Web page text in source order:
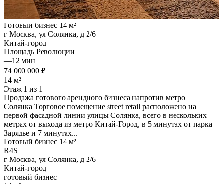
Готовый бизнес 14 м²
г Москва, ул Солянка, д 2/6
Китай-город
Площадь Революции
—12 мин
74 000 000 ₽
14 м²
Этаж 1 из 1
Продажа готового арендного бизнеса напротив метро
Солянка Торговое помещение street retail расположено на
первой фасадной линии улицы Солянка, всего в нескольких
метрах от выхода из метро Китай-Город, в 5 минутах от парка
Зарядье и 7 минутах...
Готовый бизнес 14 м²
R4S
г Москва, ул Солянка, д 2/6
Китай-город
готовый бизнес